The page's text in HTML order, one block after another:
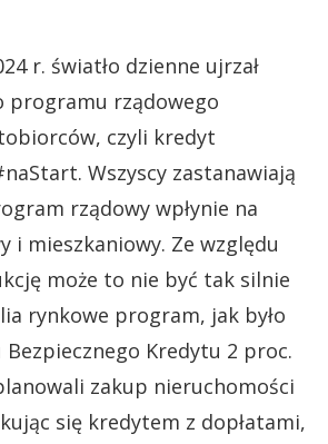
r. światło dzienne ujrzał
programu rządowego
czyli kredyt
Wszyscy zastanawiają
rządowy wpłynie na
i mieszkaniowy. Ze względu
może to nie być tak silnie
rynkowe program, jak było
Kredytu 2 proc.
zakup nieruchomości
się kredytem z dopłatami,